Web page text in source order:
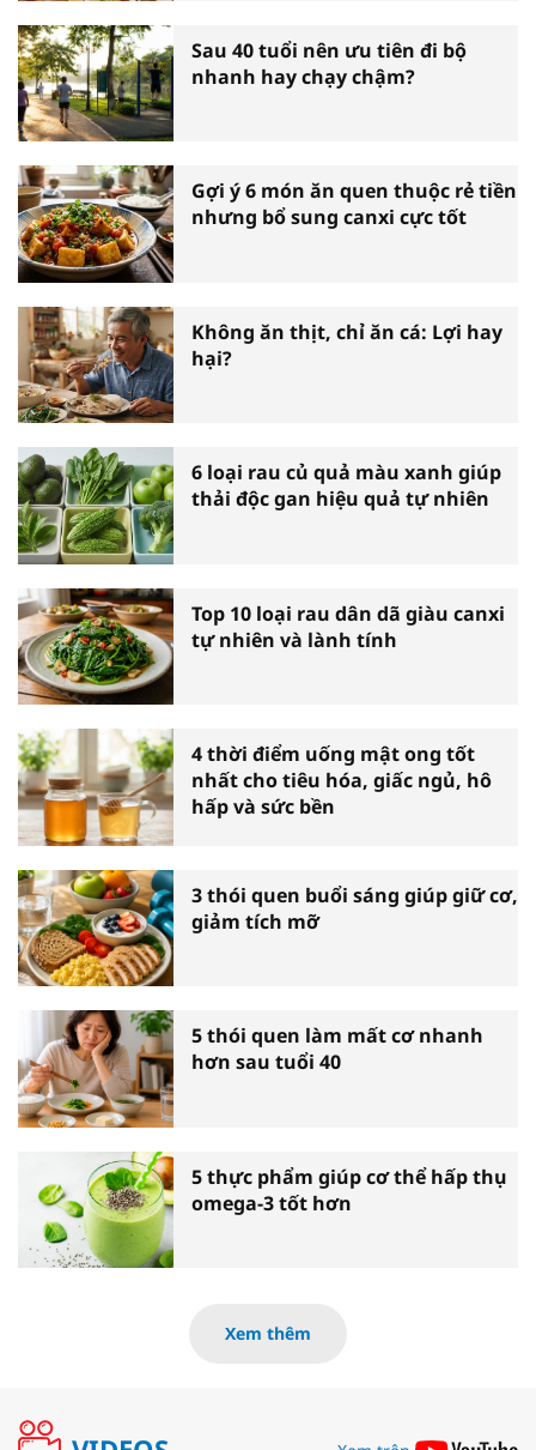
Sau 40 tuổi nên ưu tiên đi bộ
nhanh hay chạy chậm?
Gợi ý 6 món ăn quen thuộc rẻ tiền
nhưng bổ sung canxi cực tốt
Không ăn thịt, chỉ ăn cá: Lợi hay
hại?
6 loại rau củ quả màu xanh giúp
thải độc gan hiệu quả tự nhiên
Top 10 loại rau dân dã giàu canxi
tự nhiên và lành tính
4 thời điểm uống mật ong tốt
nhất cho tiêu hóa, giấc ngủ, hô
hấp và sức bền
3 thói quen buổi sáng giúp giữ cơ,
giảm tích mỡ
5 thói quen làm mất cơ nhanh
hơn sau tuổi 40
5 thực phẩm giúp cơ thể hấp thụ
omega-3 tốt hơn
Xem thêm